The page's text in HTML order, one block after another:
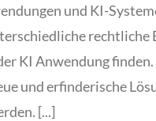
und KI-
KI Anwendung
und erfinderische
[...]